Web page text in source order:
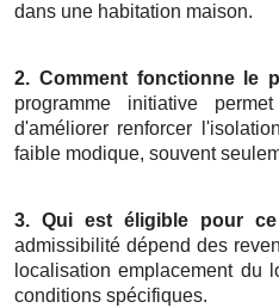
dans une habitation maison.
2. Comment fonctionne le
programme initiative
d'améliorer renforcer
faible modique, souvent
3. Qui est éligible pour
admissibilité dépend des
localisation emplacement du
conditions spécifiques.